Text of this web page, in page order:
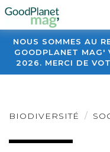
NOUS SOMMES AU
GOODPLANET MAG'
2026. MERCI DE
BIODIVERSITÉ